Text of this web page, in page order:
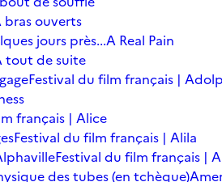
bras ouverts
jours près...A Real Pain
tout de suite
Festival du film français |
français | Alice
Festival du film français | Alila
Festival du film français |
des tubes (en tchèque)